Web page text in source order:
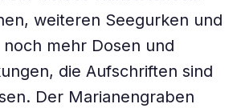
weiteren Seegurken und
noch mehr Dosen und
die Aufschriften sind
Der Marianengraben